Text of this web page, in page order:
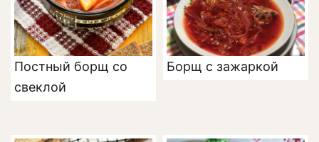
Постный борщ со
свеклой
Борщ с зажаркой